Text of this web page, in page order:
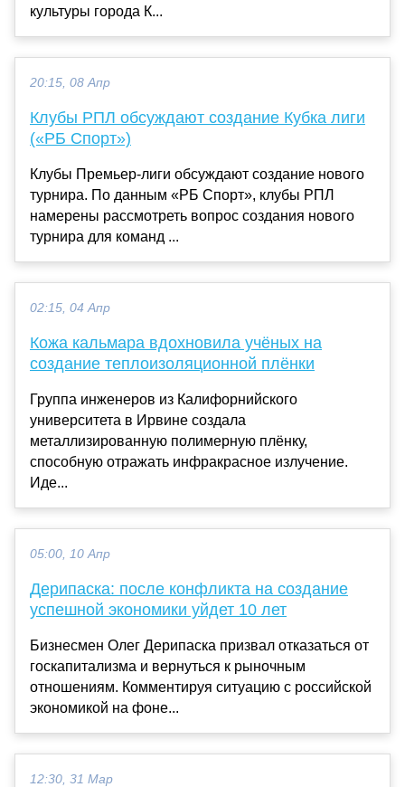
культуры города К...
20:15, 08 Апр
Клубы РПЛ обсуждают создание Кубка лиги
(«РБ Спорт»)
Клубы Премьер-лиги обсуждают создание нового
турнира. По данным «РБ Спорт», клубы РПЛ
намерены рассмотреть вопрос создания нового
турнира для команд ...
02:15, 04 Апр
Кожа кальмара вдохновила учёных на
создание теплоизоляционной плёнки
Группа инженеров из Калифорнийского
университета в Ирвине создала
металлизированную полимерную плёнку,
способную отражать инфракрасное излучение.
Иде...
05:00, 10 Апр
Дерипаска: после конфликта на создание
успешной экономики уйдет 10 лет
Бизнесмен Олег Дерипаска призвал отказаться от
госкапитализма и вернуться к рыночным
отношениям. Комментируя ситуацию с российской
экономикой на фоне...
12:30, 31 Мар